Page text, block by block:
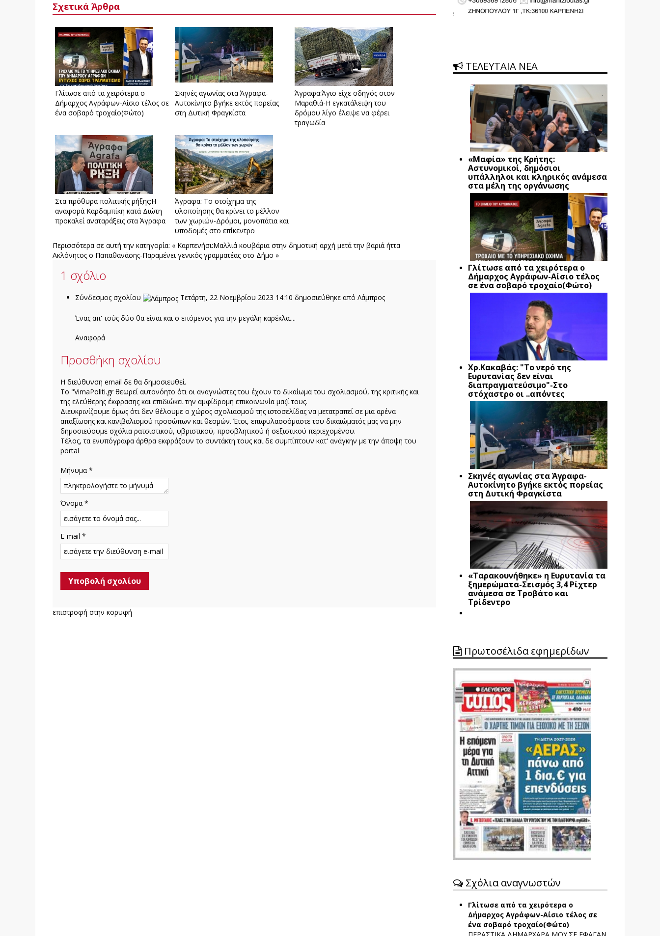
Σχετικά Άρθρα
Γλίτωσε από τα χειρότερα ο
Δήμαρχος Αγράφων-Αίσιο τέλος σε
ένα σοβαρό τροχαίο(Φώτο)
Σκηνές αγωνίας στα Άγραφα-
Αυτοκίνητο βγήκε εκτός πορείας
στη Δυτική Φραγκίστα
Άγραφα:Άγιο είχε οδηγός στον
Μαραθιά-Η εγκατάλειψη του
δρόμου λίγο έλειψε να φέρει
τραγωδία
Στα πρόθυρα πολιτικής ρήξης:Η
αναφορά Καρδαμπίκη κατά Διώτη
προκαλεί αναταράξεις στα Άγραφα
Άγραφα: Το στοίχημα της
υλοποίησης θα κρίνει το μέλλον
των χωριών-Δρόμοι, μονοπάτια και
υποδομές στο επίκεντρο
Περισσότερα σε αυτή την κατηγορία: « Καρπενήσι:Μαλλιά κουβάρια στην δημοτική αρχή μετά την βαριά ήττα
Ακλόνητος ο Παπαθανάσης-Παραμένει γενικός γραμματέας στο Δήμο »
1 σχόλιο
Σύνδεσμος σχολίου Τετάρτη, 22 Νοεμβρίου 2023 14:10 δημοσιεύθηκε από Λάμπρος
Ένας απ' τούς δύο θα είναι και ο επόμενος για την μεγάλη καρέκλα....
Aναφορά
Προσθήκη σχολίου
H διεύθυνση email δε θα δημοσιευθεί.
Το "VimaPoliti.gr θεωρεί αυτονόητο ότι οι αναγνώστες του έχουν το δικαίωμα του σχολιασμού, της κριτικής και
της ελεύθερης έκφρασης και επιδιώκει την αμφίδρομη επικοινωνία μαζί τους.
Διευκρινίζουμε όμως ότι δεν θέλουμε ο χώρος σχολιασμού της ιστοσελίδας να μετατραπεί σε μια αρένα
απαξίωσης και κανιβαλισμού προσώπων και θεσμών. Έτσι, επιφυλασσόμαστε του δικαιώματός μας να μην
δημοσιεύουμε σχόλια ρατσιστικού, υβριστικού, προσβλητικού ή σεξιστικού περιεχομένου.
Τέλος, τα ενυπόγραφα άρθρα εκφράζουν το συντάκτη τους και δε συμπίπτουν κατ' ανάγκην με την άποψη του
portal
Μήνυμα *
Όνομα *
E-mail *
επιστροφή στην κορυφή
ΤΕΛΕΥΤΑΙΑ ΝΕΑ
«Μαφία» της Κρήτης:
Αστυνομικοί, δημόσιοι
υπάλληλοι και κληρικός ανάμεσα
στα μέλη της οργάνωσης
Γλίτωσε από τα χειρότερα ο
Δήμαρχος Αγράφων-Αίσιο τέλος
σε ένα σοβαρό τροχαίο(Φώτο)
Xρ.Κακαβάς: "Το νερό της
Ευρυτανίας δεν είναι
διαπραγματεύσιμο"-Στο
στόχαστρο οι ..απόντες
Σκηνές αγωνίας στα Άγραφα-
Αυτοκίνητο βγήκε εκτός πορείας
στη Δυτική Φραγκίστα
«Ταρακουνήθηκε» η Ευρυτανία τα
ξημερώματα-Σεισμός 3,4 Ρίχτερ
ανάμεσα σε Τροβάτο και
Τρίδεντρο
Πρωτοσέλιδα εφημερίδων
Σχόλια αναγνωστών
Γλίτωσε από τα χειρότερα ο
Δήμαρχος Αγράφων-Αίσιο τέλος σε
ένα σοβαρό τροχαίο(Φώτο)